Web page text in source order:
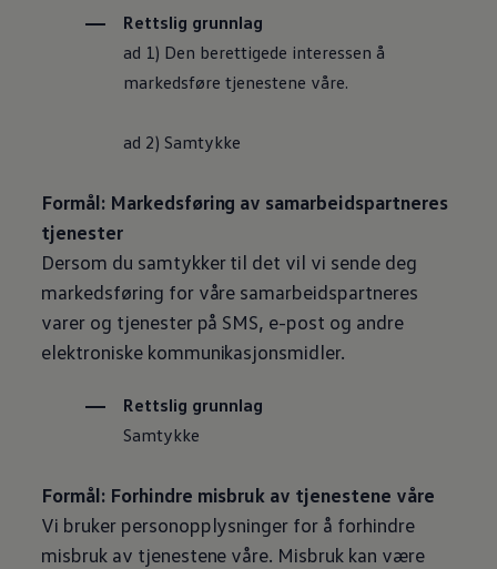
Rettslig grunnlag
ad 1) Den berettigede interessen å
markedsføre tjenestene våre.
ad 2) Samtykke
Formål: Markedsføring av samarbeidspartneres
tjenester
Dersom du samtykker til det vil vi sende deg
markedsføring for våre samarbeidspartneres
varer og tjenester på SMS, e-post og andre
elektroniske kommunikasjonsmidler.
Rettslig grunnlag
Samtykke
Formål: Forhindre misbruk av tjenestene våre
Vi bruker personopplysninger for å forhindre
misbruk av tjenestene våre. Misbruk kan være